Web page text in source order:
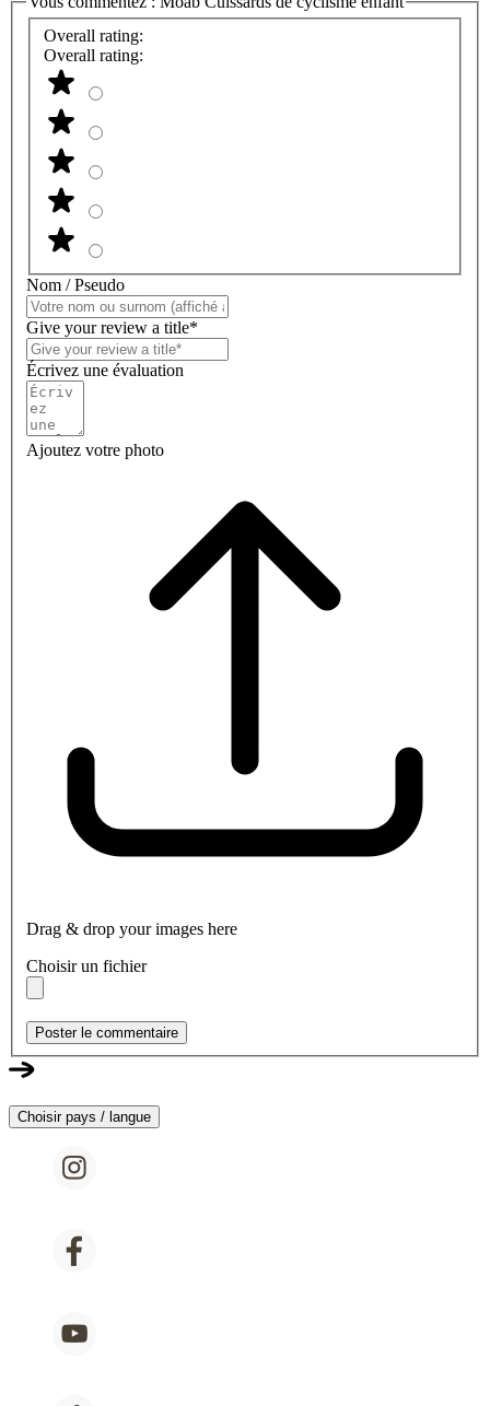
Overall rating:
Overall rating:
Nom / Pseudo
Give your review a title*
Écrivez une évaluation
Ajoutez votre photo
Drag & drop your images here
Choisir un fichier
Poster le commentaire
Choisir pays / langue